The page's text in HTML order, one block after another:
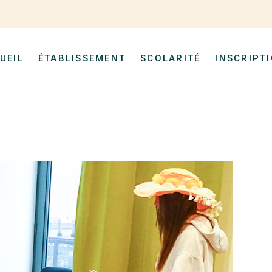
ÉTABLISSEMENT SCOLARITÉ